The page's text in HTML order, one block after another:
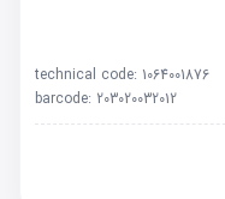
technical code: 1064001876
barcode: 203020032012